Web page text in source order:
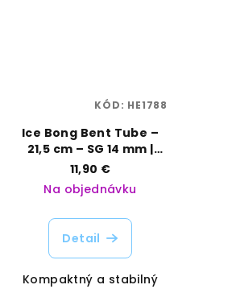
Ice Bong Bent Tube –
21,5 cm – SG 14 mm |
Breit | Vaporama
11,90 €
Na objednávku
Detail
Kompaktný a stabilný
KÓD: HE1788